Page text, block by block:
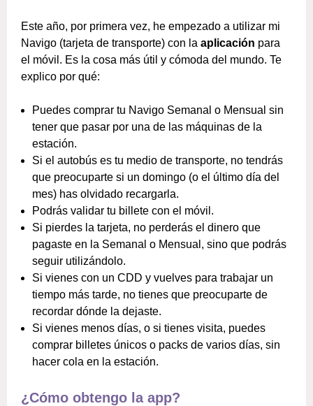
Este año, por primera vez, he empezado a utilizar mi
Navigo (tarjeta de transporte) con laaplicación para
el móvil. Es la cosa más útil y cómoda del mundo. Te
explico por qué:
Puedes comprar tu Navigo Semanal o Mensual sin
tener que pasar por una de las máquinas de la
estación.
Si el autobús es tu medio de transporte, no tendrás
que preocuparte si un domingo (o el último día del
mes) has olvidado recargarla.
Podrás validar tu billete con el móvil.
Si pierdes la tarjeta, no perderás el dinero que
pagaste en la Semanal o Mensual, sino que podrás
seguir utilizándolo.
Si vienes con un CDD y vuelves para trabajar un
tiempo más tarde, no tienes que preocuparte de
recordar dónde la dejaste.
Si vienes menos días, o si tienes visita, puedes
comprar billetes únicos o packs de varios días, sin
hacer cola en la estación.
¿Cómo obtengo la app?